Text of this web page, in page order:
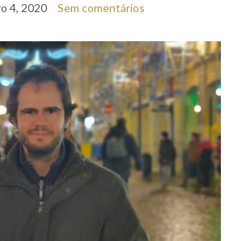
4, 2020 Sem comentários